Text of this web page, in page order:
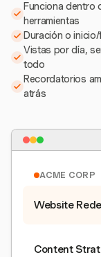
Funciona dentro
herramientas
Duración o
Vistas por día,
todo
Recordatorios
atrás
ACME CORP
Website
Content